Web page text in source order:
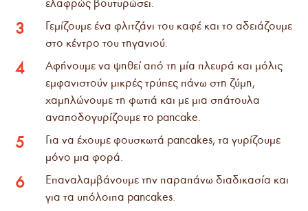
ελαφρώς βουτυρώσει.
3
Γεμίζουμε ένα φλιτζάνι του καφέ και το αδειάζουμε
στο κέντρο του τηγανιού.
4
Αφήνουμε να ψηθεί από τη μία πλευρά και μόλις
εμφανιστούν μικρές τρύπες πάνω στη ζύμη,
χαμηλώνουμε τη φωτιά και με μια σπάτουλα
αναποδογυρίζουμε το pancake.
5
Για να έχουμε φουσκωτά pancakes, τα γυρίζουμε
μόνο μια φορά.
6
Επαναλαμβάνουμε την παραπάνω διαδικασία και
για τα υπόλοιπα pancakes.